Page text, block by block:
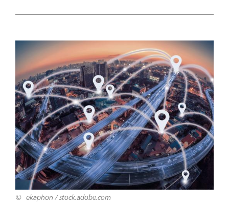
ekaphon / stock.adobe.com